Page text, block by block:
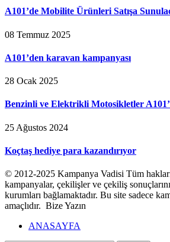
A101’de Mobilite Ürünleri Satışa
08 Temmuz 2025
A101’den karavan kampanyası
28 Ocak 2025
Benzinli ve Elektrikli Motosikletler
25 Ağustos 2024
Koçtaş hediye para kazandırıyor
© 2012-2025 Kampanya Vadisi Tüm
kampanyalar, çekilişler ve çekiliş
kurumları bağlamaktadır. Bu site sadece
amaçlıdır. Bize Yazın
ANASAYFA